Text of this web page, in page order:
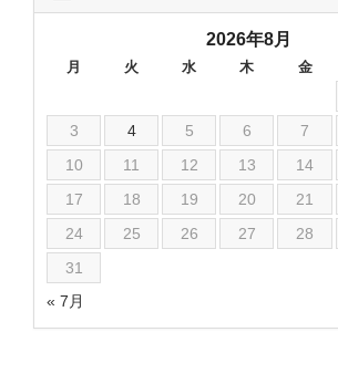
2026年8月
月 火 水 木 金
« 7月
3
4 5 6 7
10
11 12 13 14
17
18 19 20 21
24
25 26 27 28
31